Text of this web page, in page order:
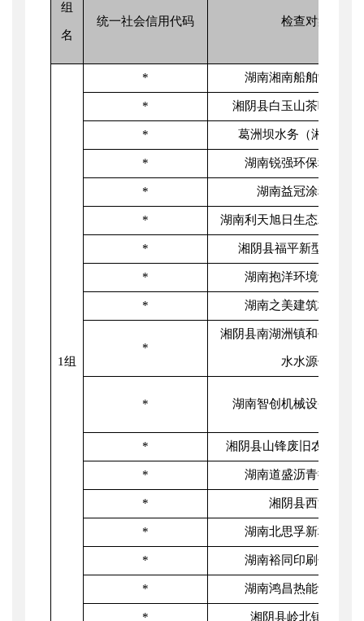
组
名
统一社会信用代码 检查对象名称
1组
* 湖南湘南船舶制造有
* 湘阴县白玉山茶叶食品
* 葛洲坝水务（湘阴）有
* 湖南锐强环保科技有
* 湖南益冠涂料有限
* 湖南利天旭日生态农业发
* 湘阴县福平新型建材有
* 湖南抱洋环境设备有
* 湖南之美建筑材料有
*
湘阴县南湖洲镇和平水厂
水水源保护区
* 湖南智创机械设备制造
* 湘阴县山锋废旧农机回收
* 湖南道盛沥青搅拌有
* 湘阴县西湖加油
* 湖南北思孚新材料有
* 湖南裕同印刷包装有
* 湖南鸿昌热能设备有
* 湘阴县岭北镇污水处